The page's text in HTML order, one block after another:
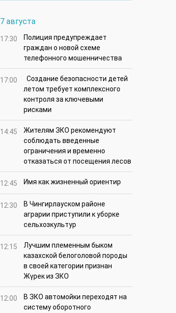
7 августа
17:30
Полиция предупреждает
граждан о новой схеме
телефонного мошенничества
17:00
Создание безопасности детей
летом требует комплексного
контроля за ключевыми
рисками
14:45
Жителям ЗКО рекомендуют
соблюдать введенные
ограничения и временно
отказаться от посещения лесов
12:45 Имя как жизненный ориентир
12:30
В Чингирлауском районе
аграрии приступили к уборке
сельхозкультур
12:15
Лучшим племенным быком
казахской белоголовой породы
в своей категории признан
Жүрек из ЗКО
12:00
В ЗКО автомойки переходят на
систему оборотного